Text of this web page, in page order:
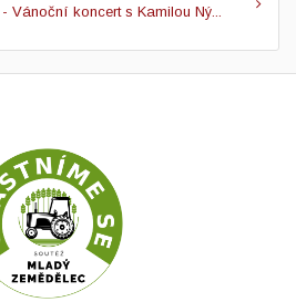
Vánoční koncert s Kamilou Ný...